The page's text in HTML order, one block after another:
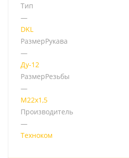
Тип
—
DKL
РазмерРукава
—
Ду-12
РазмерРезьбы
—
М22х1,5
Производитель
—
Техноком